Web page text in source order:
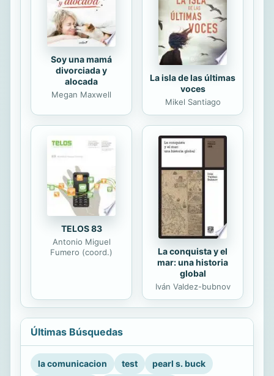
niveles de audiencia. Mientras ella
confiesa entre lágrimas haber tenido
una infancia marcada por...
Soy una mamá
divorciada y
alocada
Megan Maxwell
La isla de las últimas
voces
Mikel Santiago
TELOS 83
Antonio Miguel
Fumero (coord.)
La conquista y el
mar: una historia
global
Iván Valdez-bubnov
Últimas Búsquedas
la comunicacion test
pearl s. buck